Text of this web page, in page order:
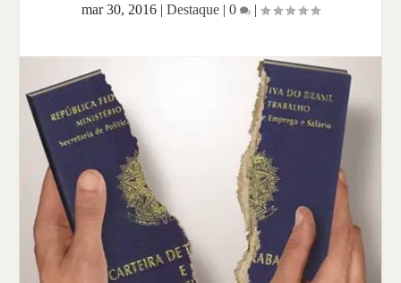
mar 30, 2016 | Destaque | 0 |